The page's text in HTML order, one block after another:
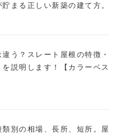
まる正しい新築の建て方。
う？スレート屋根の特徴・
説明します！【カラーベス
別の相場、長所、短所。屋